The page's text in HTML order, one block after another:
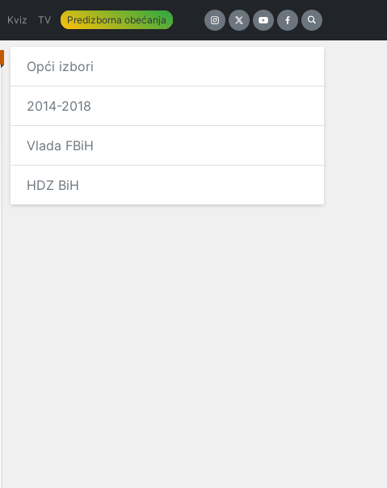
Kviz TV Predizborna obećanja
Opći izbori
2014-2018
Vlada FBiH
HDZ BiH